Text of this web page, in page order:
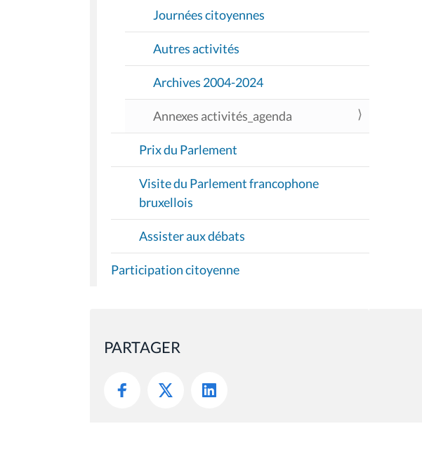
Journées citoyennes
Autres activités
Archives 2004-2024
Annexes activités_agenda
Prix du Parlement
Visite du Parlement francophone
bruxellois
Assister aux débats
Participation citoyenne
PARTAGER